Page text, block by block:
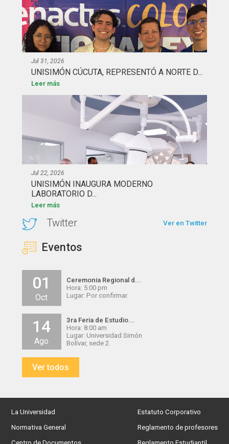
Jul 31, 2026
UNISIMÓN CÚCUTA, REPRESENTÓ A NORTE D...
Leer más
Jul 22, 2026
UNISIMÓN INAUGURA MODERNO
LABORATORIO D...
Leer más
Twitter Ver en Twitter
Eventos
01
Oct
Ceremonia Regional d...
Hora: 5:00 pm
Lugar: Por confirmar.
14
Ago
3ra Feria de Estudio...
Hora: 8:00 am
Lugar: Universidad Simón
Bolívar, sede 2.
Ver todos
La Universidad
Normativa General
Estatuto Corporativo
Reglamento de profesores